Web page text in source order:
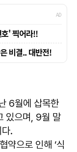
6월에 삽목한
있으며, 9월 말
.
약으로 인해 ‘식